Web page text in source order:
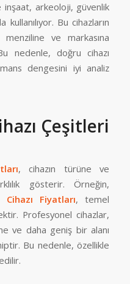
inşaat, arkeoloji, güvenlik
kullanılıyor. Bu cihazların
ve markasına
nedenle, doğru cihazı
dengesini iyi analiz
Çeşitleri
, cihazın türüne ve
gösterir. Örneğin,
Fiyatları, temel
Profesyonel cihazlar,
ve daha geniş bir alanı
Bu nedenle, özellikle